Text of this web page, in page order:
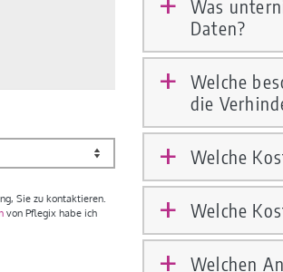
Sie zu kontaktieren.
von Pflegix habe ich
a
Was
Daten?
a
Welche
die
a Welche
a Welche
a Welchen